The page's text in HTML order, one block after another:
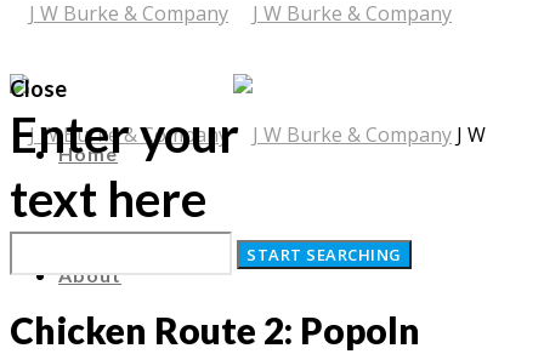
J W
Home
About
Close
Enter your
text here
Chicken Route 2: Popoln